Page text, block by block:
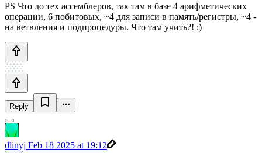
PS Что до тех ассемблеров, так там в базе 4 арифметических
операции, 6 побитовых, ~4 для записи в память/регистры, ~4 -
на ветвления и подпроцедуры. Что там учить?! :)
Reply
dlinyj Feb 18 2025 at 19:12